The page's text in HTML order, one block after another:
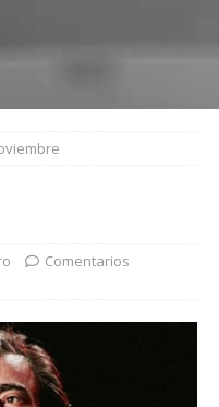
Comentarios